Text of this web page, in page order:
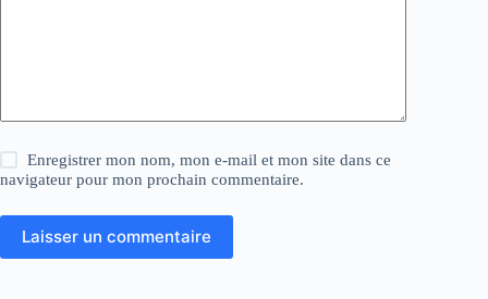
Enregistrer mon nom, mon e-mail et mon site dans ce
navigateur pour mon prochain commentaire.
Laisser un commentaire